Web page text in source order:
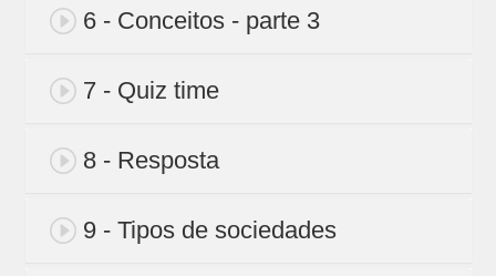
6 - Conceitos - parte 3
7 - Quiz time
8 - Resposta
9 - Tipos de sociedades